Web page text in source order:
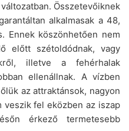
változatban. Összetevőiknek
alkalmasak a 48,
Ennek köszönhetően nem
előtt szétoldódnak, vagy
illetve a fehérhalak
ellenállnak. A vízben
az attraktánsok, nagyon
veszik fel eközben az iszap
érkező termetesebb